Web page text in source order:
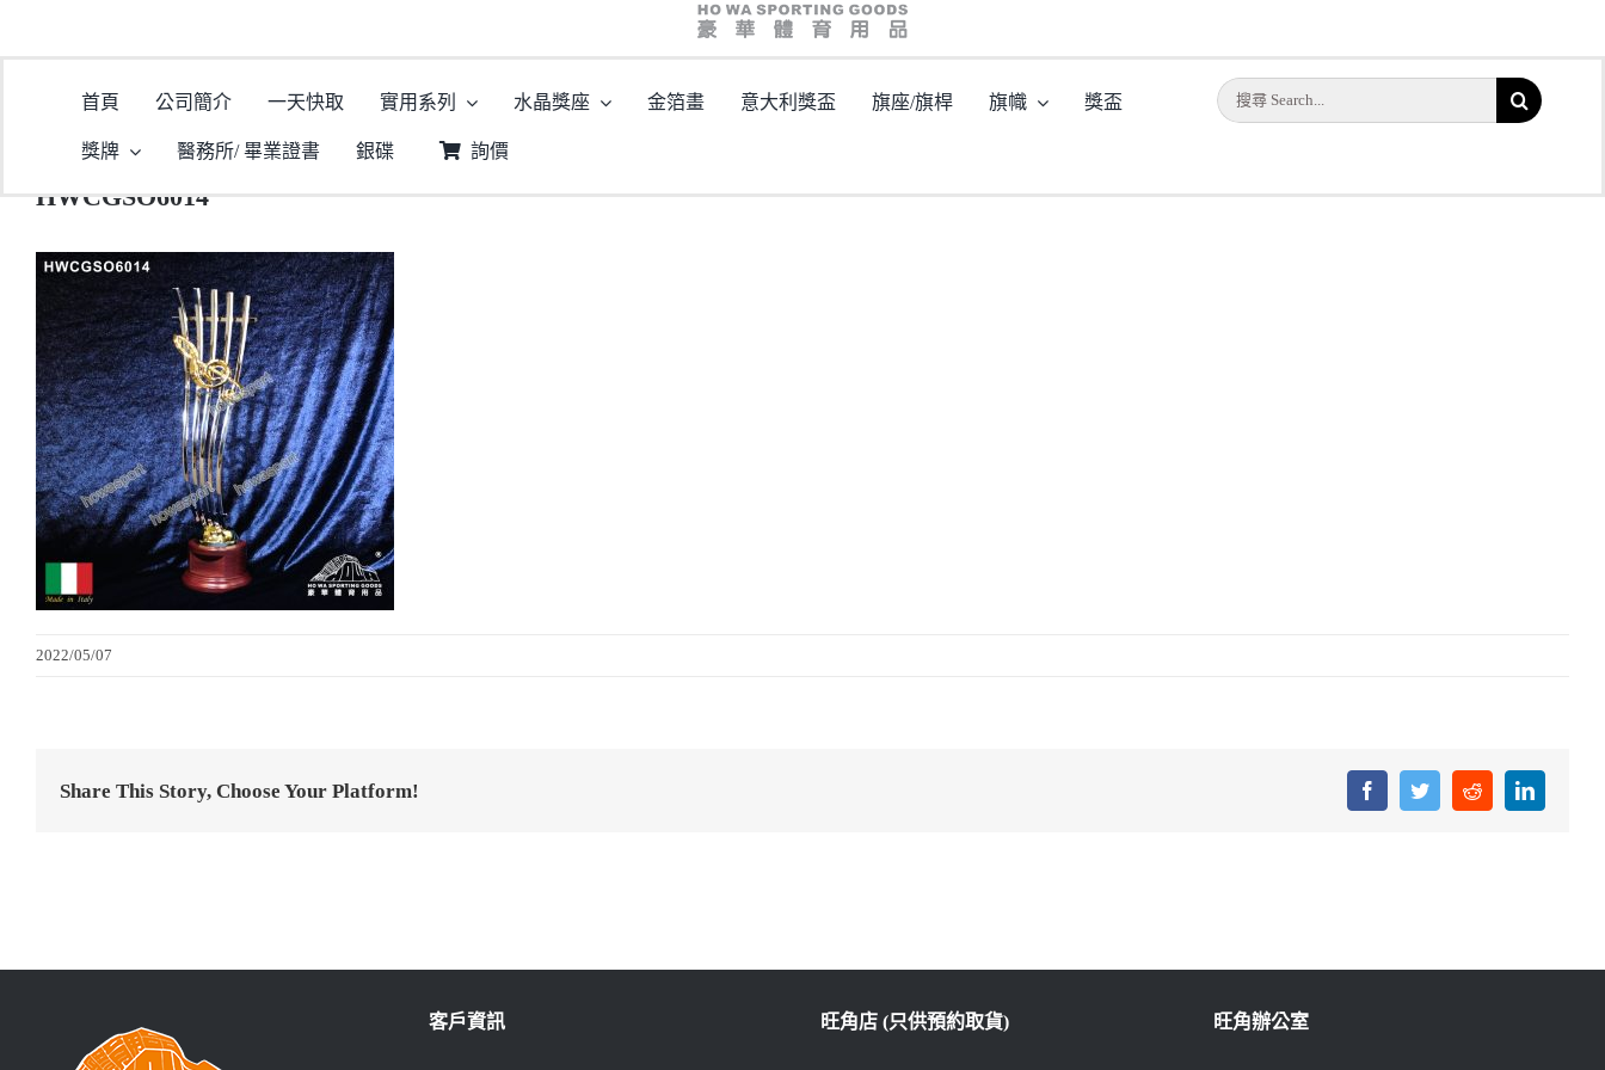
首頁 公司簡介 一天快取 實用系列 水晶獎座 金箔畫 意大利獎盃 旗座/旗桿 旗幟 獎盃
獎牌 醫務所/ 畢業證書 銀碟 詢價
搜
索
主頁 / 型號：HWCGSO6014 意大利製造五線譜音樂獎座 Music Trophy Award / HWCGSO6014
HWCGSO6014
2022/05/07
Share This Story, Choose Your Platform! FacebookTwitterRedditLinkedIn
客戶資訊 旺角店 (只供預約取貨) 旺角辦公室